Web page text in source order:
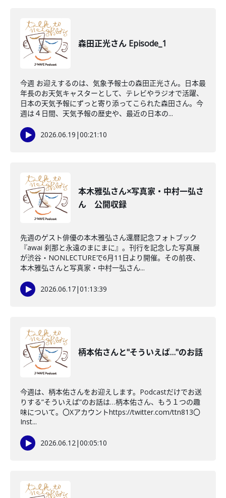
森田正光さん Episode_1
今週 お迎えするのは、気象予報士の森田正光さん。日本最
年長のお天気キャスターとして、テレビやラジオで活躍、
日本の天気予報にずっと寄り添ってこられた森田さん。今
週は４日間、天気予報の歴史や、最近の日本の...
2026.06.19 |00:21:10
本木雅弘さん×写真家・中村一弘さ
ん 公開収録
先週のゲスト俳優の本木雅弘さん還暦記念フォトブック
『awai 刹那と永遠のまにまに』。刊行を記念した写真展
が渋谷・NONLECTUREで6月11日より開催。その前夜、
本木雅弘さんと写真家・中村一弘さん...
2026.06.17|01:13:39
柄本佑さんと"そういえば…"のお話
今週は、柄本佑さんをお迎えします。Podcastだけでお送
りする”そういえば”のお話は…柄本佑さん、もう１つの趣
味について。〇Xアカウントhttps://twitter.com/ttn813〇
Inst...
2026.06.12|00:05:10